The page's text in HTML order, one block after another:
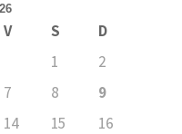
V S
D
1
2
7 8
9
14 15
16